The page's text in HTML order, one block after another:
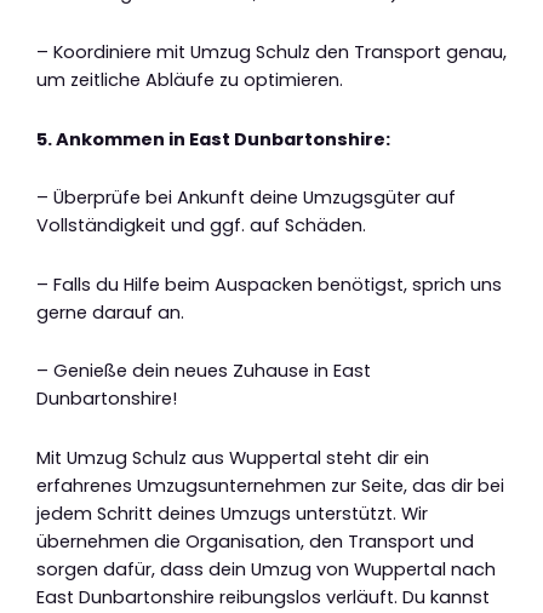
– Koordiniere mit Umzug Schulz den Transport genau,
um zeitliche Abläufe zu optimieren.
5. Ankommen in East Dunbartonshire:
– Überprüfe bei Ankunft deine Umzugsgüter auf
Vollständigkeit und ggf. auf Schäden.
– Falls du Hilfe beim Auspacken benötigst, sprich uns
gerne darauf an.
– Genieße dein neues Zuhause in East
Dunbartonshire!
Mit Umzug Schulz aus Wuppertal steht dir ein
erfahrenes Umzugsunternehmen zur Seite, das dir bei
jedem Schritt deines Umzugs unterstützt. Wir
übernehmen die Organisation, den Transport und
sorgen dafür, dass dein Umzug von Wuppertal nach
East Dunbartonshire reibungslos verläuft. Du kannst